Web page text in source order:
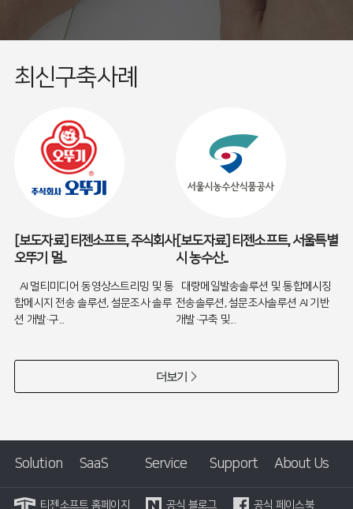
최신구축사례
[보도자료] 티젠소프트, 주식회사
오뚜기 멀...
AI 멀티미디어 동영상스트리밍 및 통
합메시지 전송 솔루션, 설문조사 솔루
션 개발·구...
[보도자료] 티젠소프트, 서울특별
시 농수산...
대량메일발송솔루션 및 통합메시징
전송솔루션, 설문조사솔루션 AI 기반
개발·구축 및...
더보기
Solution SaaS Service Support About Us
티젠소프트 홈페이지 공식 블로그 공식 페이스북